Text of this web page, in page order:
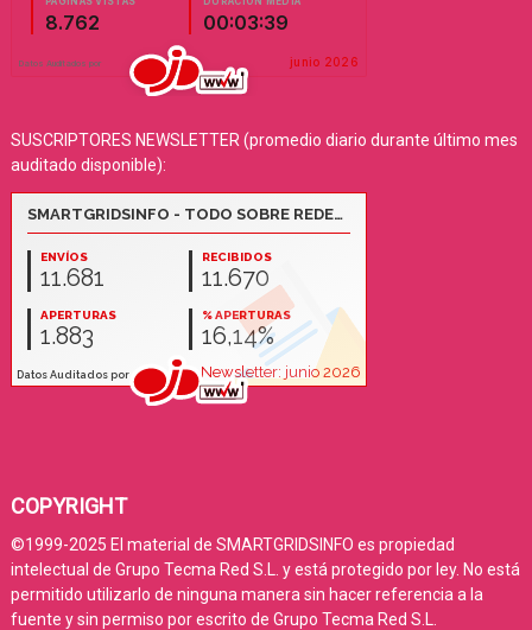
SUSCRIPTORES NEWSLETTER (promedio diario durante último mes
auditado disponible):
COPYRIGHT
©1999-2025 El material de SMARTGRIDSINFO es propiedad
intelectual de Grupo Tecma Red S.L. y está protegido por ley. No está
permitido utilizarlo de ninguna manera sin hacer referencia a la
fuente y sin permiso por escrito de Grupo Tecma Red S.L.